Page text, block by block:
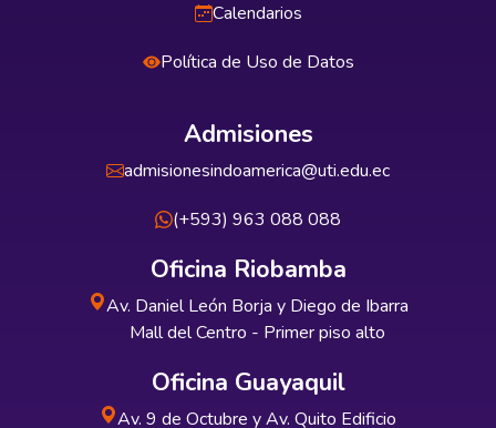
Calendarios
Política de Uso de Datos
Admisiones
admisionesindoamerica@uti.edu.ec
(+593) 963 088 088
Oficina Riobamba
Av. Daniel León Borja y Diego de Ibarra
Mall del Centro - Primer piso alto
Oficina Guayaquil
Av. 9 de Octubre y Av. Quito Edificio